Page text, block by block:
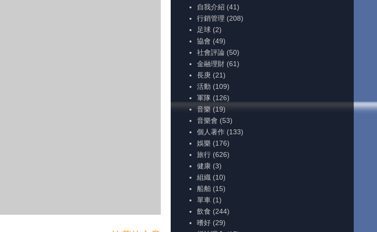
自我介紹 (41)
行銷管理 (208)
足球 (2)
協會 (49)
社會評論 (50)
金融理財 (61)
長庚 (21)
活動 (109)
軍隊 (126)
音樂 (19)
音樂會 (53)
個人著作 (133)
娛樂 (176)
旅行 (626)
健康 (3)
組織 (10)
船舶 (15)
單車 (1)
飲食 (244)
嗜好 (29)